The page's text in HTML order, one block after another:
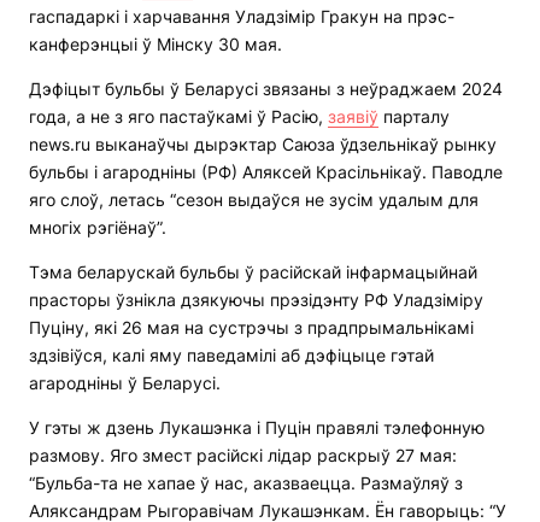
гаспадаркі і харчавання Уладзімір Гракун на прэс-
канферэнцыі ў Мінску 30 мая.
Дэфіцыт бульбы ў Беларусі звязаны з неўраджаем 2024
года, а не з яго пастаўкамі ў Расію, заявіў парталу
news.ru выканаўчы дырэктар Саюза ўдзельнікаў рынку
бульбы і агародніны (РФ) Аляксей Красільнікаў. Паводле
яго слоў, летась “сезон выдаўся не зусім удалым для
многіх рэгіёнаў”.
Тэма беларускай бульбы ў расійскай інфармацыйнай
прасторы ўзнікла дзякуючы прэзідэнту РФ Уладзіміру
Пуціну, які 26 мая на сустрэчы з прадпрымальнікамі
здзівіўся, калі яму паведамілі аб дэфіцыце гэтай
агародніны ў Беларусі.
У гэты ж дзень Лукашэнка і Пуцін правялі тэлефонную
размову. Яго змест расійскі лідар раскрыў 27 мая:
“Бульба-та не хапае ў нас, аказваецца. Размаўляў з
Аляксандрам Рыгоравічам Лукашэнкам. Ён гаворыць: “У